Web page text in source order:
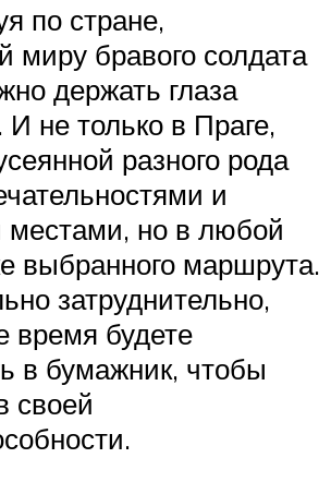
по стране,
миру бравого солдата
держать глаза
не только в Праге,
разного рода
и
но в любой
выбранного маршрута.
затруднительно,
время будете
в бумажник, чтобы
своей